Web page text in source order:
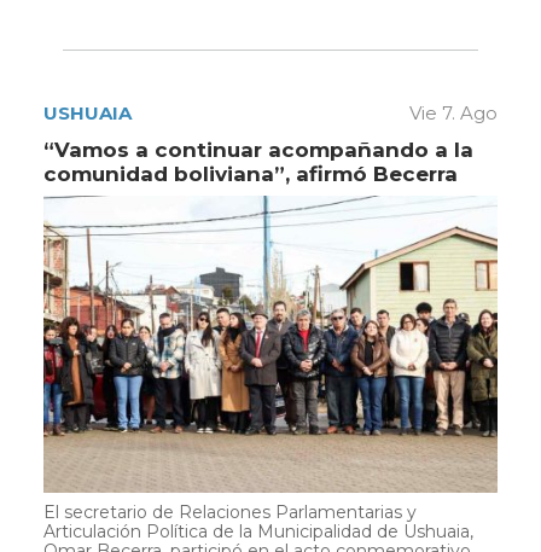
USHUAIA Vie 7. Ago
“Vamos a continuar acompañando a la
comunidad boliviana”, afirmó Becerra
El secretario de Relaciones Parlamentarias y
Articulación Política de la Municipalidad de Ushuaia,